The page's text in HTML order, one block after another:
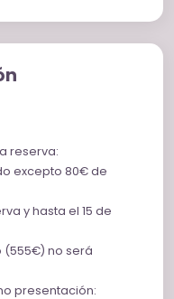
reserva:
excepto 80€ de
y hasta el 15 de
no será
presentación: